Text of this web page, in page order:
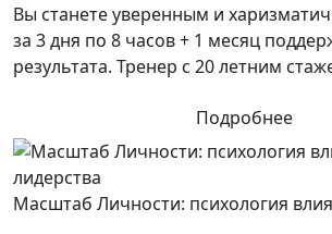
Вы станете уверенным и
за 3 дня по 8 часов + 1 месяц
результата. Тренер с 20 летним
Подробнее
Масштаб Личности: психология